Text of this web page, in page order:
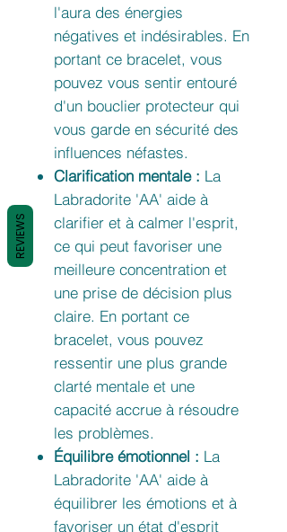
l'aura des énergies
négatives et indésirables. En
portant ce bracelet, vous
pouvez vous sentir entouré
d'un bouclier protecteur qui
vous garde en sécurité des
influences néfastes.
Clarification mentale : La
Labradorite 'AA' aide à
clarifier et à calmer l'esprit,
ce qui peut favoriser une
meilleure concentration et
une prise de décision plus
claire. En portant ce
bracelet, vous pouvez
ressentir une plus grande
clarté mentale et une
capacité accrue à résoudre
les problèmes.
Équilibre émotionnel : La
Labradorite 'AA' aide à
équilibrer les émotions et à
favoriser un état d'esprit
REVIEWS